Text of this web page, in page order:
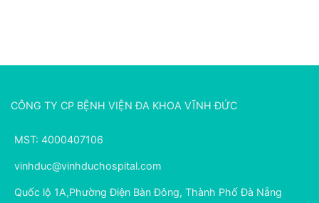
CÔNG TY CP BỆNH VIỆN ĐA KHOA VĨNH ĐỨC
MST: 4000407106
vinhduc@vinhduchospital.com
Quốc lộ 1A,Phường Điện Bàn Đông, Thành Phố Đà Nẵng